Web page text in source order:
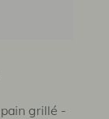
grillé -